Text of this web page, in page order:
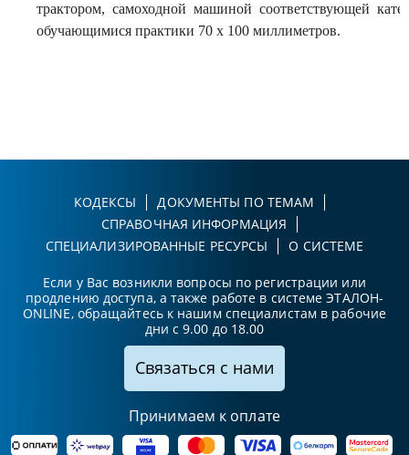
трактором, самоходной машиной соответствующей
обучающимися практики 70 х 100 миллиметров.
КОДЕКСЫ
ДОКУМЕНТЫ ПО ТЕМАМ
СПРАВОЧНАЯ ИНФОРМАЦИЯ
СПЕЦИАЛИЗИРОВАННЫЕ РЕСУРСЫ
О СИСТЕМЕ
Если у Вас возникли вопросы по регистрации или
продлению доступа, а также работе в системе ЭТАЛОН-
ONLINE, обращайтесь к нашим специалистам в рабочие
дни с 9.00 до 18.00
Связаться с нами
Принимаем к оплате